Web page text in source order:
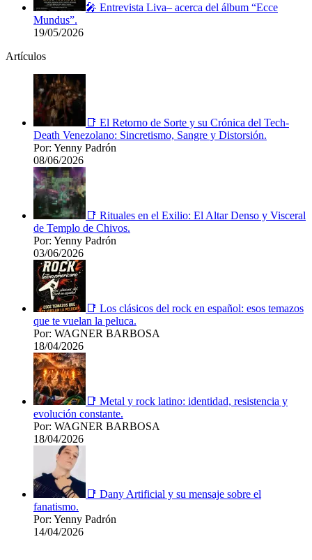
🎤 Entrevista Liva– acerca del álbum “Ecce
Mundus”.
19/05/2026
Artículos
📑 El Retorno de Sorte y su Crónica del Tech-
Death Venezolano: Sincretismo, Sangre y Distorsión.
Por: Yenny Padrón
08/06/2026
📑 Rituales en el Exilio: El Altar Denso y Visceral
de Templo de Chivos.
Por: Yenny Padrón
03/06/2026
📑 Los clásicos del rock en español: esos temazos
que te vuelan la peluca.
Por: WAGNER BARBOSA
18/04/2026
📑 Metal y rock latino: identidad, resistencia y
evolución constante.
Por: WAGNER BARBOSA
18/04/2026
📑 Dany Artificial y su mensaje sobre el
fanatismo.
Por: Yenny Padrón
14/04/2026